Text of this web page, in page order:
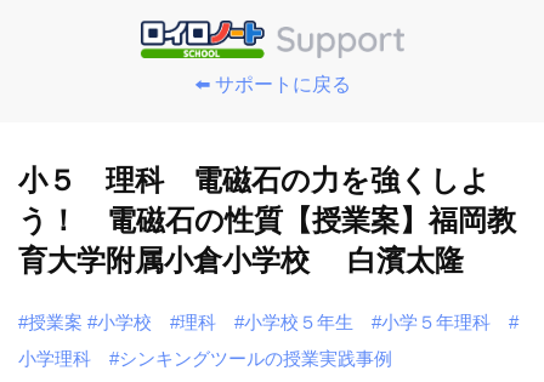
⬅️ サポートに戻る
小５ 理科 電磁石の力を強くしよ
う！ 電磁石の性質【授業案】福岡教
育大学附属小倉小学校 白濱太隆
#授業案 #小学校 #理科 #小学校５年生 #小学５年理科
#
小学理科
#シンキングツールの授業実践事例